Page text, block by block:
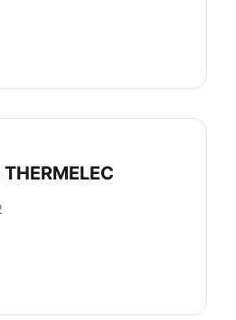
THERMELEC